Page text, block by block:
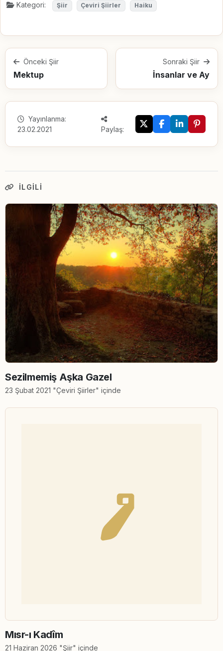
Kategori: Şiir Çeviri Şiirler Haiku
Önceki Şiir
Mektup
Sonraki Şiir
İnsanlar ve Ay
Yayınlanma:
23.02.2021
Paylaş:
İLGILI
Sezilmemiş Aşka Gazel
23 Şubat 2021 "Çeviri Şiirler" içinde
Mısr-ı Kadîm
21 Haziran 2026 "Şiir" içinde